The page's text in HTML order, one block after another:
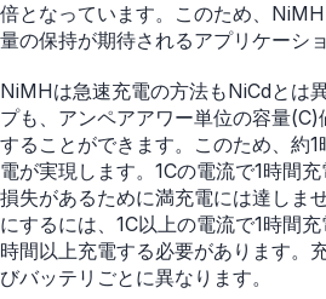
倍となっています。このため、
量の保持が期待されるアプリケーシ
NiMHは急速充電の方法もNiCdとは
プも、アンペアアワー単位の容量
することができます。このため、約
電が実現します。1Cの電流で1時間
損失があるために満充電には達しま
にするには、1C以上の電流で1時間
時間以上充電する必要があります。
びバッテリごとに異なります。